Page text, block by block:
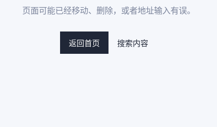
页面可能已经移动、删除，或者地址输入有误。
返回首页 搜索内容